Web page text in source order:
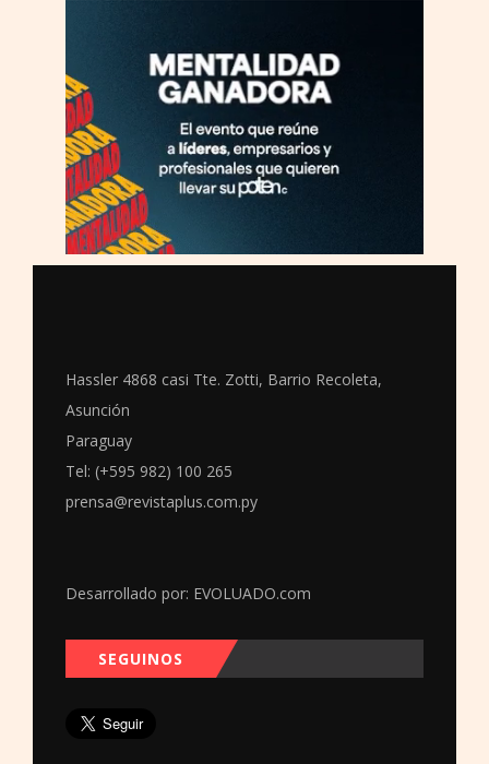
Hassler 4868 casi Tte. Zotti, Barrio Recoleta,
Asunción
Paraguay
Tel: (+595 982) 100 265
prensa@revistaplus.com.py
Desarrollado por: EVOLUADO.com
SEGUINOS